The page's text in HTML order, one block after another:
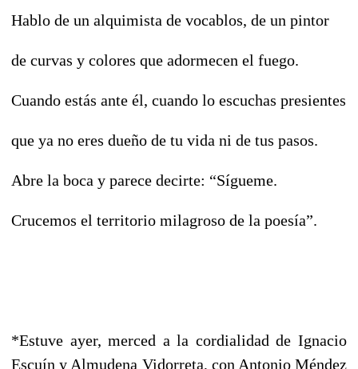
Hablo de un alquimista de vocablos, de un pintor
de curvas y colores que adormecen el fuego.
Cuando estás ante él, cuando lo escuchas presientes
que ya no eres dueño de tu vida ni de tus pasos.
Abre la boca y parece decirte: “Sígueme.
Crucemos el territorio milagroso de la poesía”.
*Estuve ayer, merced a la cordialidad de Ignacio
Escuín y Almudena Vidorreta, con Antonio Méndez